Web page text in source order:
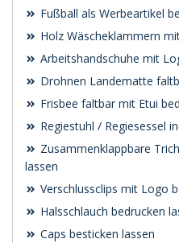
Fußball als Werbeartikel
Holz Wäscheklammern
Arbeitshandschuhe mit
Drohnen Landematte
Frisbee faltbar mit Etui
Regiestuhl / Regiesessel
Zusammenklappbare
lassen
Verschlussclips mit Logo
Halsschlauch bedrucken
Caps besticken lassen